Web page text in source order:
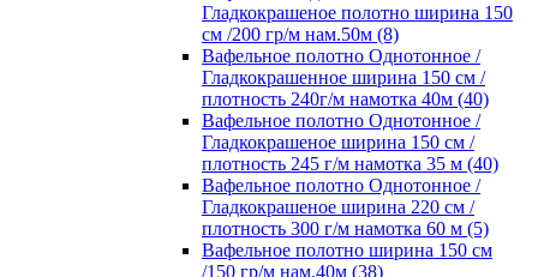
Гладкокрашеное полотно ширина 150
см /200 гр/м нам.50м (8)
Вафельное полотно Однотонное /
Гладкокрашенное ширина 150 см /
плотность 240г/м намотка 40м (40)
Вафельное полотно Однотонное /
Гладкокрашеное ширина 150 см /
плотность 245 г/м намотка 35 м (40)
Вафельное полотно Однотонное /
Гладкокрашеное ширина 220 см /
плотность 300 г/м намотка 60 м (5)
Вафельное полотно ширина 150 см
/150 гр/м нам.40м (38)